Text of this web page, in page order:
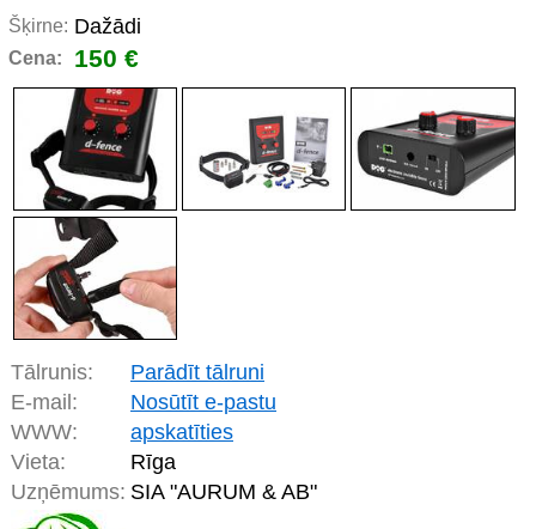
Šķirne: Dažādi
Cena: 150 €
Tālrunis:
Parādīt tālruni
E-mail:
Nosūtīt e-pastu
WWW:
apskatīties
Vieta:
Rīga
Uzņēmums: SIA "AURUM & AB"